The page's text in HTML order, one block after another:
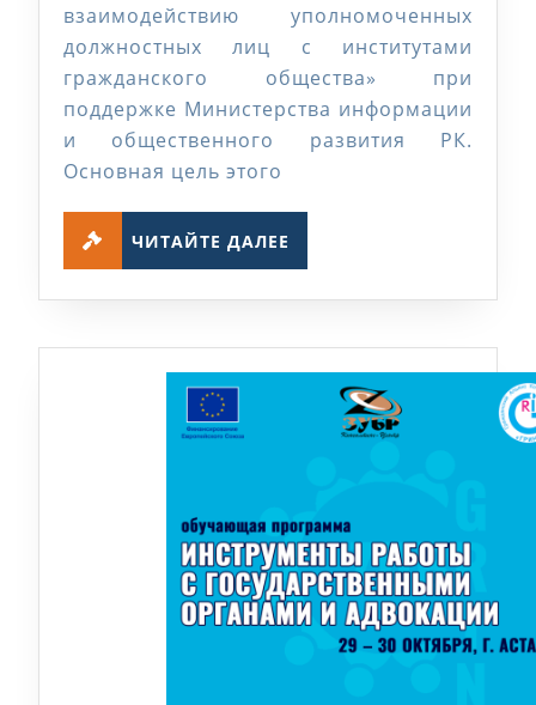
взаимодействию
уполномоченных
должностных
лиц
с
гражданского
общества
взаимодействию уполномоченных
должностных лиц с институтами
гражданского общества» при
поддержке Министерства информации
и общественного развития РК.
Основная цель этого
ЧИТАЙТЕ ДАЛЕЕ